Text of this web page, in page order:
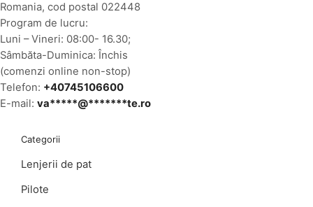
Romania, cod postal 022448
Program de lucru:
Luni – Vineri: 08:00- 16.30;
Sâmbăta-Duminica: Închis
(comenzi online non-stop)
Telefon: +40745106600
E-mail: va*****@*******te.ro
Categorii
Lenjerii de pat
Pilote